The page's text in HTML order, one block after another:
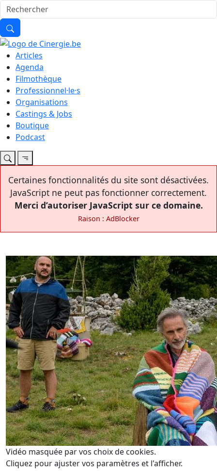
Articles
Agenda
Filmothèque
Professionnel·le·s
Organisations
Castings & Jobs
Boutique
Podcast
Certaines fonctionnalités du site sont désactivées.
JavaScript ne peut pas fonctionner correctement.
Merci d’autoriser JavaScript sur ce domaine.
Raison : AdBlocker
Vidéo masquée par vos choix de cookies.
Cliquez pour ajuster vos paramètres et l'afficher.